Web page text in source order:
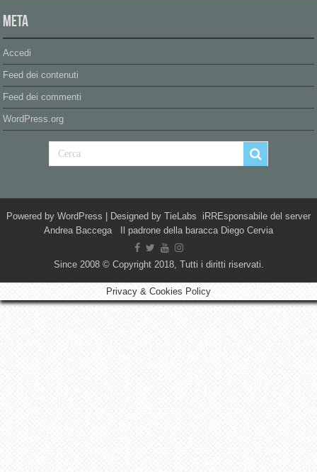
Meta
Accedi
Feed dei contenuti
Feed dei commenti
WordPress.org
Powered by WordPress | Designed by TieLabs iRREsponsabile del server
Andrea Baccega Il padrone della baracca Diego Cervia
Since 2008 © Copyright 2018, Tutti i diritti riservati.
Privacy & Cookies Policy